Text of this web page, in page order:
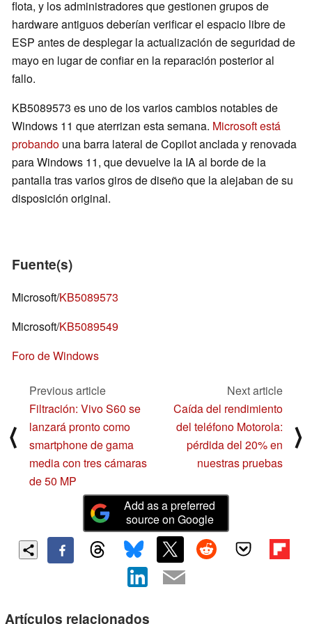
flota, y los administradores que gestionen grupos de
hardware antiguos deberían verificar el espacio libre de
ESP antes de desplegar la actualización de seguridad de
mayo en lugar de confiar en la reparación posterior al
fallo.
KB5089573 es uno de los varios cambios notables de
Windows 11 que aterrizan esta semana. Microsoft está
probando una barra lateral de Copilot anclada y renovada
para Windows 11, que devuelve la IA al borde de la
pantalla tras varios giros de diseño que la alejaban de su
disposición original.
Fuente(s)
Microsoft/KB5089573
Microsoft/KB5089549
Foro de Windows
⟨
Previous article
Filtración: Vivo S60 se
lanzará pronto como
smartphone de gama
media con tres cámaras
de 50 MP
Next article
Caída del rendimiento
del teléfono Motorola:
pérdida del 20% en
nuestras pruebas
⟩
Add as a preferred
source on Google
Artículos relacionados